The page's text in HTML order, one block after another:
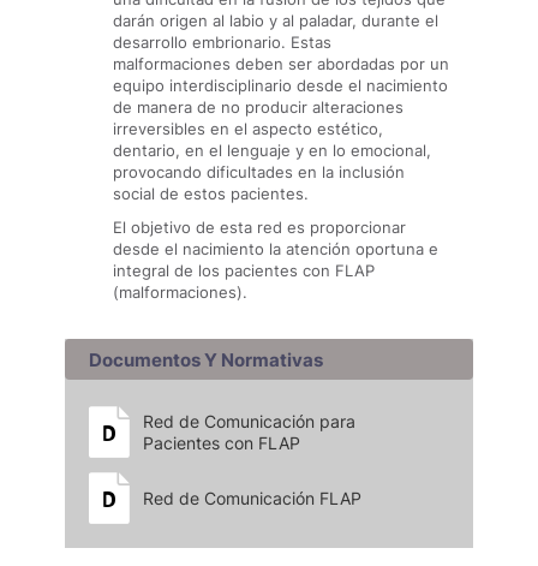
darán origen al labio y al paladar, durante el
desarrollo embrionario. Estas
malformaciones deben ser abordadas por un
equipo interdisciplinario desde el nacimiento
de manera de no producir alteraciones
irreversibles en el aspecto estético,
dentario, en el lenguaje y en lo emocional,
provocando dificultades en la inclusión
social de estos pacientes.
El objetivo de esta red es proporcionar
desde el nacimiento la atención oportuna e
integral de los pacientes con FLAP
(malformaciones).
Documentos Y Normativas
Red de Comunicación para
Pacientes con FLAP
Red de Comunicación FLAP